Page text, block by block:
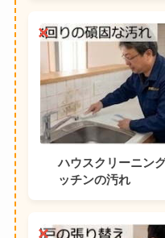
ハウスクリーニン
ッチンの汚れ